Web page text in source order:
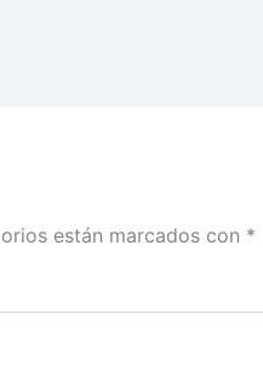
están marcados con *